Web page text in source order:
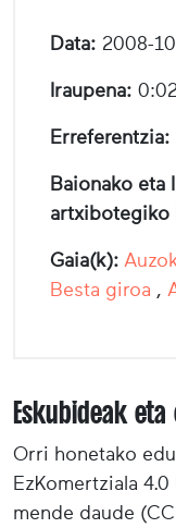
Data: 2008-
Iraupena:
Erreferentzia:
Baionako eta
artxibotegiko
Gaia(k):
Besta giroa ,
Eskubideak
Orri honetako
EzKomertziala
mende daude